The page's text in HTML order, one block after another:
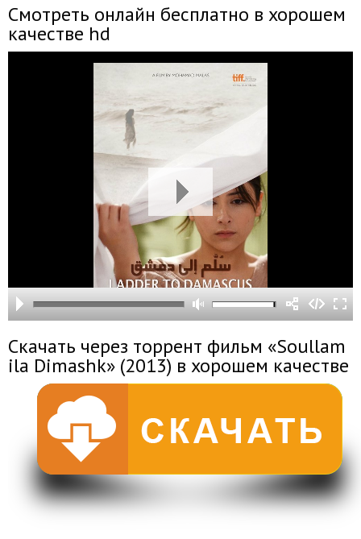
Смотреть онлайн бесплатно в хорошем
качестве hd
Скачать через торрент фильм «Soullam
ila Dimashk» (2013) в хорошем качестве